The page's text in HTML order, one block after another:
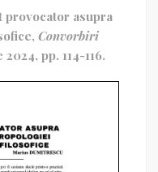
provocator asupra
Convorbiri
pp. 114-116.